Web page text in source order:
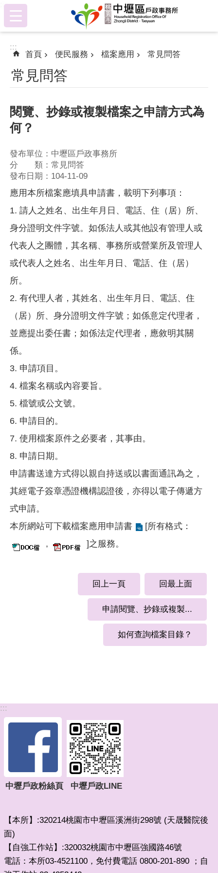
跳到主要內容區塊
:::
:::
首頁 便民服務 檔案應用 常見問答
常見問答
閱覽、抄錄或複製檔案之申請方式為
何？
發布單位：中壢區戶政事務所
分 類：常見問答
發布日期：104-11-09
應用本所檔案應填具申請書，載明下列事項：
1. 請人之姓名、出生年月日、電話、住（居）所、
身分證明文件字號。如係法人或其他設有管理人或
代表人之團體，其名稱、事務所或營業所及管理人
或代表人之姓名、出生年月日、電話、住（居）
所。
2. 有代理人者，其姓名、出生年月日、電話、住
（居）所、身分證明文件字號；如係意定代理者，
並應提出委任書；如係法定代理者，應敘明其關
係。
3. 申請項目。
4. 檔案名稱或內容要旨。
5. 檔號或公文號。
6. 申請目的。
7. 使用檔案原件之必要者，其事由。
8. 申請日期。
申請書送達方式得以親自持送或以書面通訊為之，
其經電子簽章憑證機構認證後，亦得以電子傳遞方
式申請。
本所網站可下載檔案應用申請書
[所有格式：
,
]之服務。
回上一頁 回最上面
申請閱覽、抄錄或複製...
如何查詢檔案目錄？
:::
中壢戶政粉絲頁 中壢戶政LINE
【本所】:320214桃園市中壢區溪洲街298號 (天晟醫院後
面)
【自強工作站】:320032桃園市中壢區強國路46號
電話：本所03-4521100，免付費電話 0800-201-890 ；自